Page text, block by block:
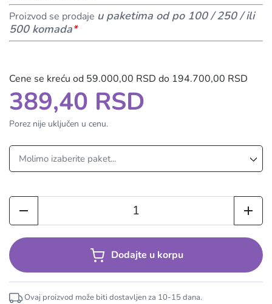
Proizvod se prodaje u paketima od po 100 / 250 / ili
500 komada*
Cene se kreću od 59.000,00 RSD do 194.700,00 RSD
389,40 RSD
Porez nije uključen u cenu.
Dodajte u korpu
Ovaj proizvod može biti dostavljen za 10-15dana.